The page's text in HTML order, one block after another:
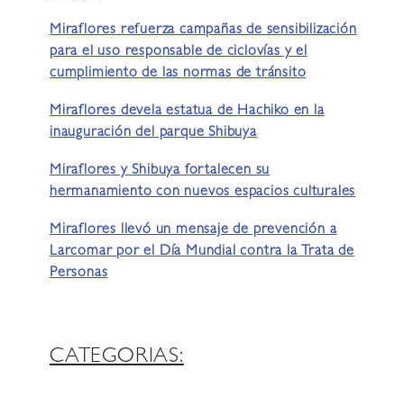
Miraflores refuerza campañas de sensibilización
para el uso responsable de ciclovías y el
cumplimiento de las normas de tránsito
Miraflores devela estatua de Hachiko en la
inauguración del parque Shibuya
Miraflores y Shibuya fortalecen su
hermanamiento con nuevos espacios culturales
Miraflores llevó un mensaje de prevención a
Larcomar por el Día Mundial contra la Trata de
Personas
CATEGORIAS: